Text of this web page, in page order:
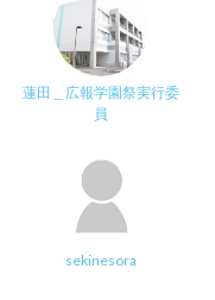
蓮田＿広報学園祭実行委
員
sekinesora